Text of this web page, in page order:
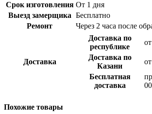
Срок изготовления От 1 дня
Выезд замерщика Бесплатно
Ремонт
Через 2 часа после
Доставка
Доставка по
республике
Доставка по
Казани
Бесплатная
доставка
Похожие товары